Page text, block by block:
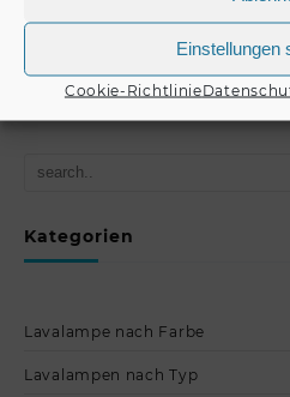
Einstellungen
Cookie-Richtlinie
Kategorien
Lavalampe nach Farbe
Lavalampen nach Typ
€169,00
Produkt kaufen